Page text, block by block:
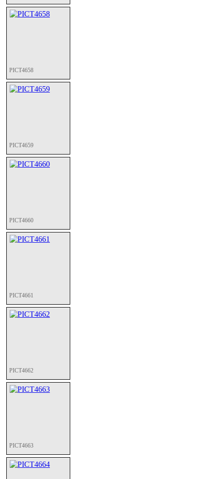
PICT4658
PICT4659
PICT4660
PICT4661
PICT4662
PICT4663